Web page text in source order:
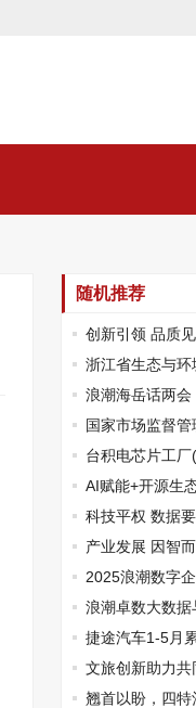
随机推荐
创新引领 品质
代信息技术创新产
浙江省生态与
南行浪潮海岳话两
智能+ ……这些词
国家市场监督
环行业规范合规
台积电芯片工
AI赋能+开源生
年“OSCAR开源+
科技平权 数据
产业发展 因智
盟，金融智能云
2025浪潮数字
浪潮卓数大数
捷途汽车1-5月
爆发文旅创新助力
”与“东方艺谷 ”为
翘首以盼，四